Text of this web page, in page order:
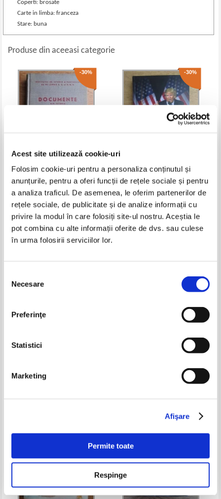
Acest site utilizează cookie-uri
Folosim cookie-uri pentru a personaliza conținutul și
anunțurile, pentru a oferi funcții de rețele sociale și pentru
a analiza traficul. De asemenea, le oferim partenerilor de
rețele sociale, de publicitate și de analize informații cu
privire la modul în care folosiți site-ul nostru. Aceștia le
pot combina cu alte informații oferite de dvs. sau culese
în urma folosirii serviciilor lor.
consimțământului
Necesare
Preferinţe
Statistici
Marketing
Afişare
Permite toate
Respinge
Coperti: brosate
Carte in limba: franceza
Stare: buna
Produse din aceeasi categorie
-30%
Documente din istoria Partidului
Comunist din Romania 1917 -
1922
Pret:20,00Lei 14,00 Lei
Adaugă în coș
-30%
George Beahm - Liniste,
vorbeste Trump! De la razboiul
cuvintelor la candidatura pentru
Casa Alba
Pret:14,00Lei 9,80 Lei
Adaugă în coș
-60%
Irina Ion - Educat-ing. Educatia
Adaugă în coș
Iordan Gheorghe Barbulescu -
Uniunea Europeana de la